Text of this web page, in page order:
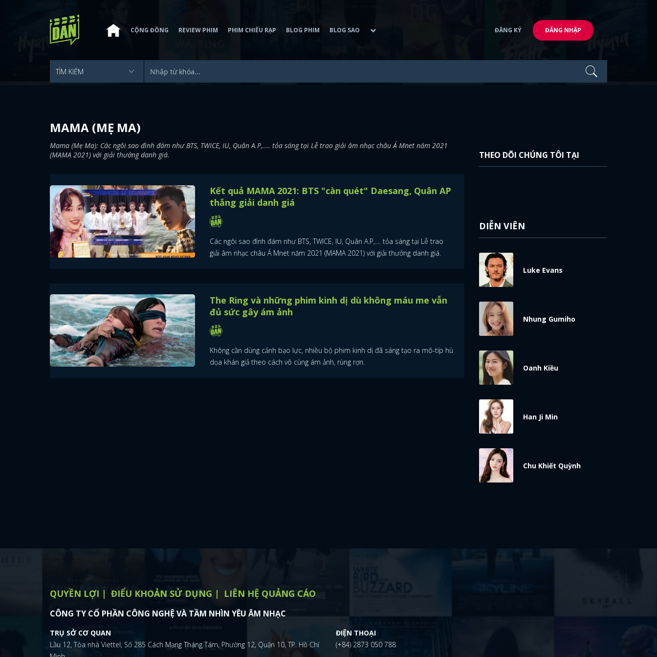
CỘNG ĐỒNG REVIEW PHIM PHIM CHIẾU RẠP BLOG PHIM BLOG SAO ĐĂNG KÝ ĐĂNG NHẬP
MAMA (MẸ MA)
Mama (Mẹ Ma): Các ngôi sao đình đám như BTS, TWICE, IU, Quân A.P,.... tỏa sáng tại Lễ trao giải âm nhạc châu Á Mnet năm 2021
(MAMA 2021) với giải thưởng danh giá.
Kết quả MAMA 2021: BTS "càn quét" Daesang, Quân AP
thắng giải danh giá
Các ngôi sao đình đám như BTS, TWICE, IU, Quân A.P,.... tỏa sáng tại Lễ trao
giải âm nhạc châu Á Mnet năm 2021 (MAMA 2021) với giải thưởng danh giá.
The Ring và những phim kinh dị dù không máu me vẫn
đủ sức gây ám ảnh
Không cần dùng cảnh bạo lực, nhiều bộ phim kinh dị đã sáng tạo ra mô-típ hù
dọa khán giả theo cách vô cùng ám ảnh, rùng rợn.
THEO DÕI CHÚNG TÔI TẠI
DIỄN VIÊN
Luke Evans
Nhung Gumiho
Oanh Kiều
Han Ji Min
Chu Khiết Quỳnh
QUYỀN LỢI ĐIỂU KHOẢN SỬ DỤNG LIÊN HỆ QUẢNG CÁO
CÔNG TY CỔ PHẦN CÔNG NGHỆ VÀ TẦM NHÌN YÊU ÂM NHẠC
TRỤ SỞ CƠ QUAN
Lầu 12, Tòa nhà Viettel, Số 285 Cách Mạng Tháng Tám, Phường 12, Quận 10, TP. Hồ Chí
ĐIỆN THOẠI
(+84) 2873 050 788